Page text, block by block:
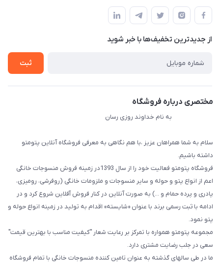
لیست محصولات
درباره ما
قوانین و مقررات
حریم خصوصی
راهنما
از جدید‌ترین تخفیف‌ها با‌ خبر شوید
ثبت
مختصری درباره فروشگاه
به نام خداوند روزی رسان
سلام به شما همراهان عزیز ،با هم نگاهی به معرفی فروشگاه آنلاین پتومتو
داشته باشیم.
فروشگاه پتومتو فعالیت خود را از سال 1393در زمینه فروش منسوجات خانگی
اعم از انواع پتو و حوله و سایر منسوجات و ملزومات خانگی (روفرشی، رومیزی،
پادری و پرده حمام و ...) به صورت آنلاین در کنار فروش آفلاین شروع کرد و در
ادامه با ثبت رسمی برند با عنوان «شایسته» اقدام به تولید در زمینه انواع حوله و
پتو نمود.
مجموعه پتومتو همواره با تمرکز بر رعایت شعار "کیفیت مناسب با بهترین قیمت"
سعی در جلب رضایت مشتری دارد.
ما در طی سالهای گذشته به عنوان تامین کننده منسوجات خانگی با تمام فروشگاه